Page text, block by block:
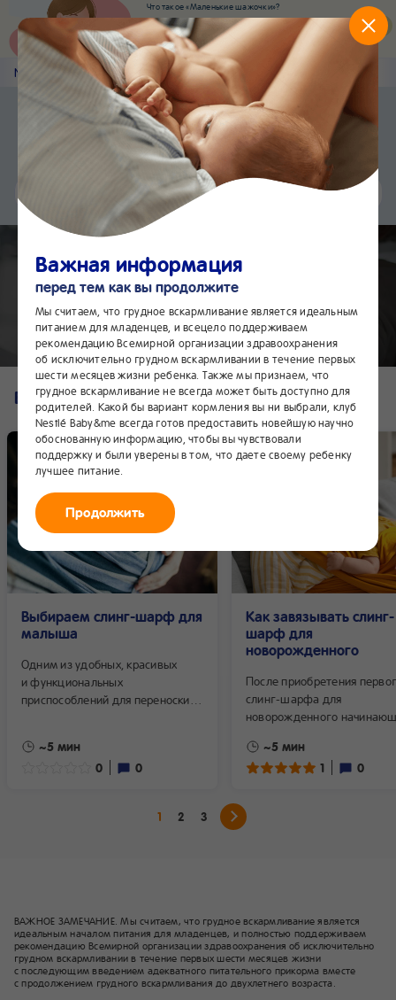
Что такое «Маленькие шажочки»?
Наш новый суперсервис для отслеживания
развития вашего малыша
Попробовать сейчас
Nestlé Baby &me 0-6 месяцев
Приложение Nestlé Baby&me
Еще быстрее и удобнее
Установить
Чат24/7
Подготовка к родам
Все записи
Выбираем слинг-шарф для
малыша
Одним из удобных, красивых
и функциональных
приспособлений для переноски
хочет больше успевать и при
этом меньше уставать.
~5 мин
0
0
Как завязывать слинг-
шарф для
новорожденного
После приобретения
слинг-шарфа для
новорожденного
основные способы намотки.
От правильности
ребенка, а также
~5 мин
1
0
1 2 3
Важная информация
перед тем как вы продолжите
Мы считаем, что грудное вскармливание является идеальным
питанием для младенцев, и всецело поддерживаем
рекомендацию Всемирной организации здравоохранения
об исключительно грудном вскармливании в течение первых
шести месяцев жизни ребенка. Также мы признаем, что
грудное вскармливание не всегда может быть доступно для
родителей. Какой бы вариант кормления вы ни выбрали, клуб
Nestlé Baby&me всегда готов предоставить новейшую научно
обоснованную информацию, чтобы вы чувствовали
поддержку и были уверены в том, что даете своему ребенку
лучшее питание.
Продолжить
ВАЖНОЕ ЗАМЕЧАНИЕ. Мы считаем, что грудное вскармливание является
идеальным началом питания для младенцев, и полностью поддерживаем
рекомендацию Всемирной организации здравоохранения об исключительно
грудном вскармливании в течение первых шести месяцев жизни
с последующим введением адекватного питательного прикорма вместе
с продолжением грудного вскармливания до двухлетнего возраста.